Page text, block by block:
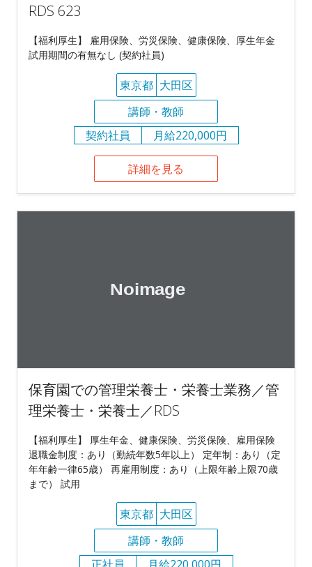
RDS 623
【福利厚生】 雇用保険、労災保険、健康保険、厚生年金
試用期間の有無なし (契約社員)
東京都 大田区
講師・教師
契約社員
月給220,000円
詳細を見る
保育園での管理栄養士・栄養士業務／管
理栄養士・栄養士／RDS
【福利厚生】 厚生年金、健康保険、労災保険、雇用保険
退職金制度：あり（勤続年数5年以上） 定年制：あり（定
年年齢一律65歳） 再雇用制度：あり（上限年齢上限70歳
まで） 試用
東京都 大田区
講師・教師